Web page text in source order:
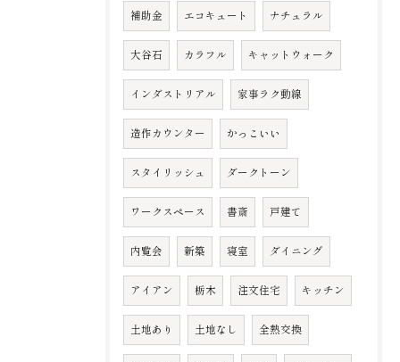
補助金 エコキュート ナチュラル
大谷石 カラフル キャットウォーク
インダストリアル 家事ラク動線
造作カウンター かっこいい
スタイリッシュ ダークトーン
ワークスペース 書斎 戸建て
内覧会 新築 寝室 ダイニング
アイアン 栃木 注文住宅 キッチン
土地あり 土地なし 全熱交換